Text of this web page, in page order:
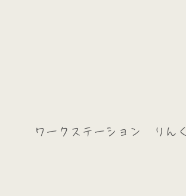
ワークステーション りんく